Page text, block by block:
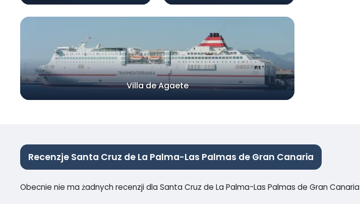
Villa de Agaete
Recenzje Santa Cruz de La Palma-Las Palmas de Gran Canaria
Obecnie nie ma żadnych recenzji dla Santa Cruz de La Palma-Las Palmas de Gran Canaria